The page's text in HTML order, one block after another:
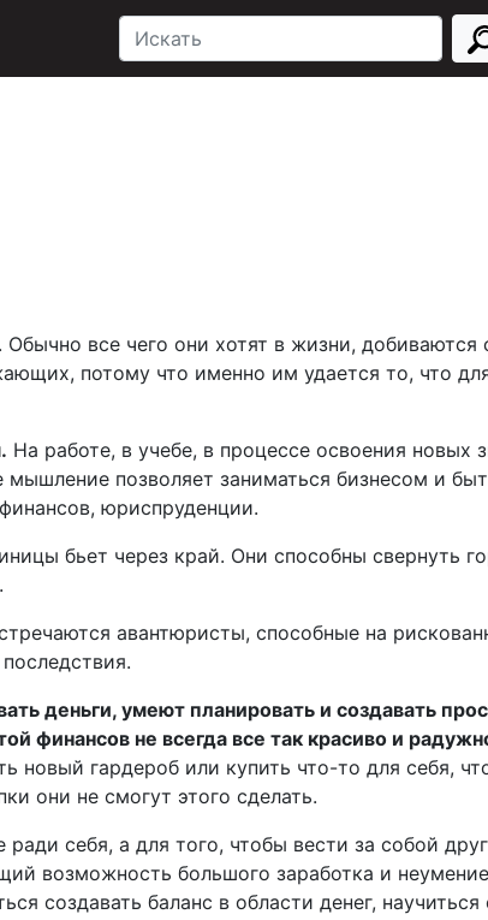
все чего они хотят в жизни, добиваются
потому что именно им удается то, что
На работе, в учебе, в процессе освоения новых
мышление позволяет заниматься бизнесом и
юриспруденции.
бьет через край. Они способны свернуть
авантюристы, способные на
деньги, умеют планировать и создавать
финансов не всегда все так красиво и
новый гардероб или купить что-то для себя,
они не смогут этого сделать.
себя, а для того, чтобы вести за собой
возможность большого заработка и
создавать баланс в области денег, научиться